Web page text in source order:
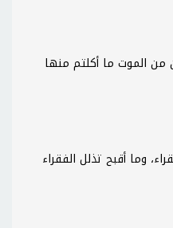
من الموت ما أكلتم منها
وما أقبح تذلل الفقراء